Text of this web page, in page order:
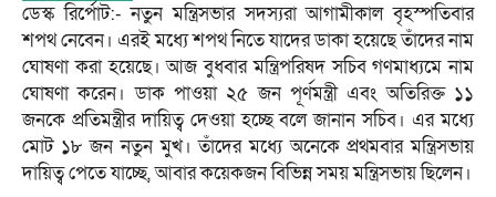
ডেস্ক রির্পোট:- নতুন মন্ত্রিসভার সদস্যরা আগামীকাল বৃহস্পতিবার
শপথ নেবেন। এরই মধ্যে শপথ নিতে যাদের ডাকা হয়েছে তাঁদের নাম
ঘোষণা করা হয়েছে। আজ বুধবার মন্ত্রিপরিষদ সচিব গণমাধ্যমে নাম
ঘোষণা করেন। ডাক পাওয়া ২৫ জন পূর্ণমন্ত্রী এবং অতিরিক্ত ১১
জনকে প্রতিমন্ত্রীর দায়িত্ব দেওয়া হচ্ছে বলে জানান সচিব। এর মধ্যে
মোট ১৮ জন নতুন মুখ। তাঁদের মধ্যে অনেকে প্রথমবার মন্ত্রিসভায়
দায়িত্ব পেতে যাচ্ছে, আবার কয়েকজন বিভিন্ন সময় মন্ত্রিসভায় ছিলেন।